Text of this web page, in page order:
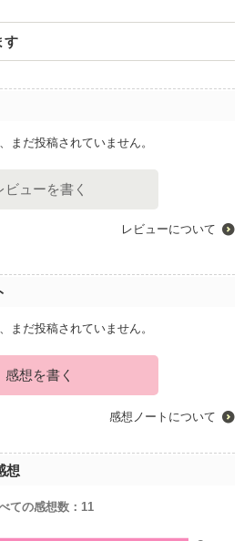
す
まだ投稿されていません。
ビューを書く
レビューについて
まだ投稿されていません。
感想を書く
感想ノートについて
想
ての感想数： 11